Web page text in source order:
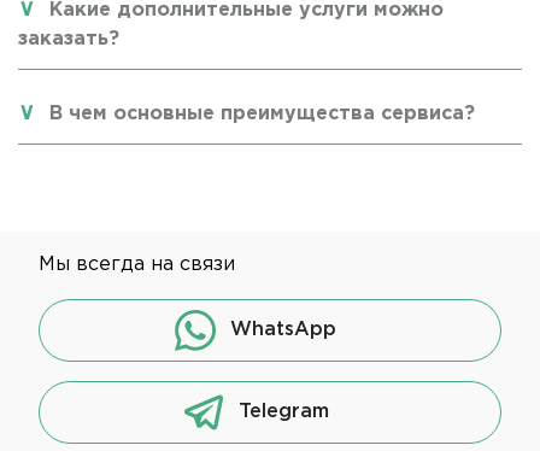
Какие дополнительные услуги можно
заказать?
В чем основные преимущества сервиса?
Мы всегда на связи
WhatsApp
Telegram